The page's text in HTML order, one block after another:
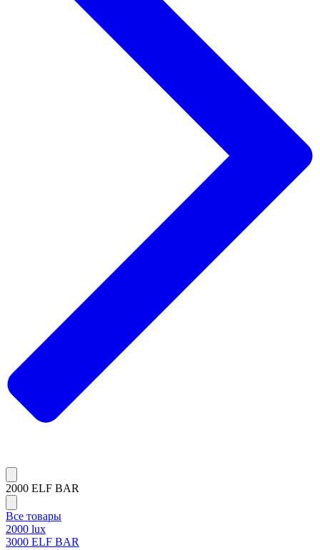
2000 ELF BAR
Все товары
2000 lux
3000 ELF BAR